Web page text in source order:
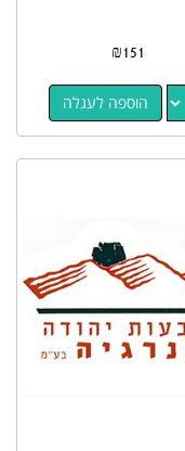
₪151
הוספה לעגלה